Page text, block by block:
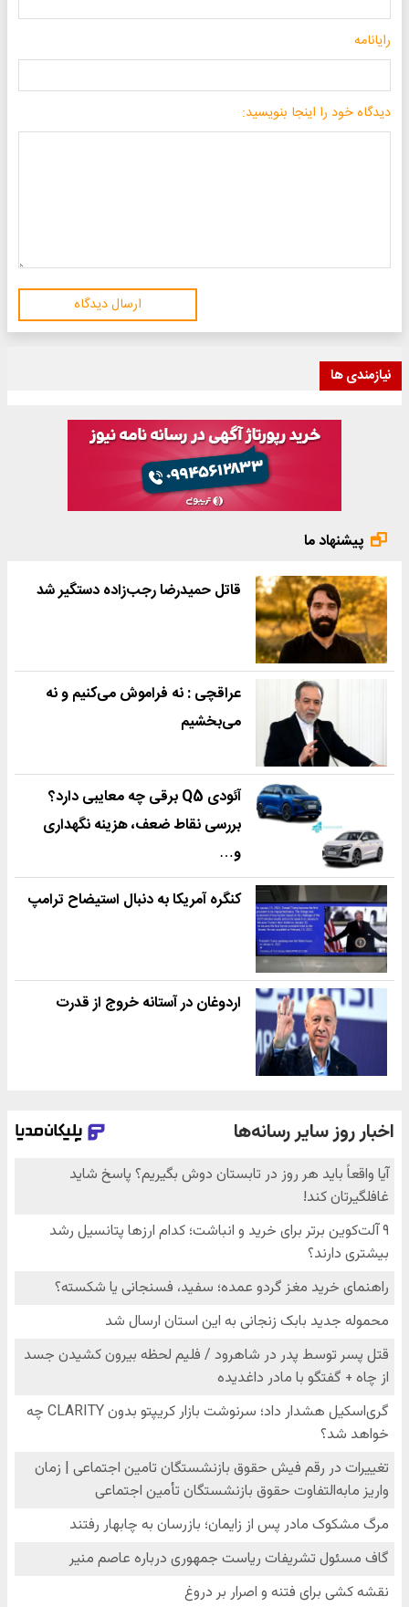
رایانامه
دیدگاه خود را اینجا بنویسید:
ارسال دیدگاه
نیازمندی ها
پیشنهاد ما
قاتل حمیدرضا رجب‌زاده دستگیر شد
عراقچی : نه فراموش می‌کنیم و نه
می‌بخشیم
آئودی Q5 برقی چه معایبی دارد؟
بررسی نقاط ضعف، هزینه نگهداری
و…
کنگره آمریکا به دنبال استیضاح ترامپ
اردوغان در آستانه خروج از قدرت